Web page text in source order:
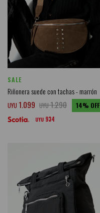
SALE
Riñonera suede con tachas - marrón
UYU 1.099 UYU1.290 14
UYU 934